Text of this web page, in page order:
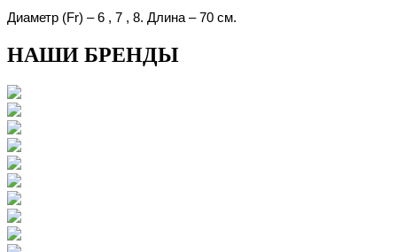
Диаметр (Fr) – 6 , 7 , 8. Длина – 70 см.
НАШИ БРЕНДЫ